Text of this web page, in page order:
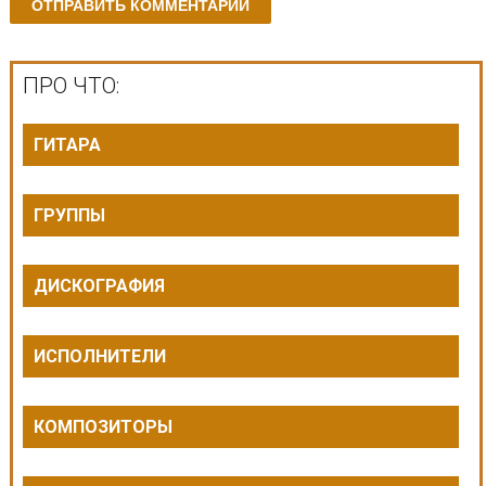
ПРО ЧТО:
ГИТАРА
ГРУППЫ
ДИСКОГРАФИЯ
ИСПОЛНИТЕЛИ
КОМПОЗИТОРЫ